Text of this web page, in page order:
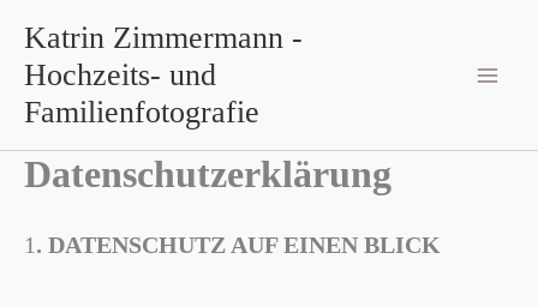
Inhalt
springen
Katrin Zimmermann -
Hochzeits- und
Familienfotografie
Datenschutzerklärung
1 . DATENSCHUTZ AUF EINEN BLICK